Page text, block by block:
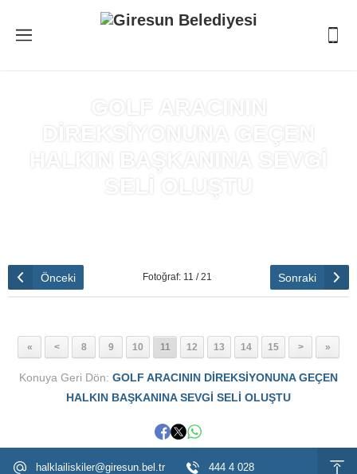
GOLF ARACININ
DİREKSİYONUNA GEÇEN
HALKIN BAŞKANINA SEVGİ
SELİ OLUŞTU
Önceki Fotoğraf: 11 / 21 Sonraki
« < 8 9 10 11 12 13 14 15 > »
Konuya Geri Dön: GOLF ARACININ DİREKSİYONUNA GEÇEN
HALKIN BAŞKANINA SEVGİ SELİ OLUŞTU
halklailiskiler@giresun.bel.tr
444 4 028